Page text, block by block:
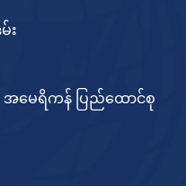
း
မေရိကန် ပြည်ထောင်စု